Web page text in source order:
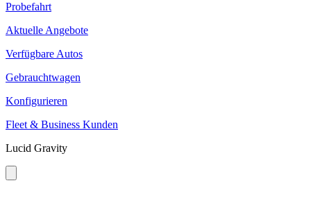
Probefahrt
Aktuelle Angebote
Verfügbare Autos
Gebrauchtwagen
Konfigurieren
Fleet & Business Kunden
Lucid Gravity